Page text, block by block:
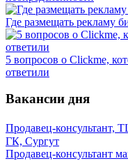
Где размещать рекламу
5 вопросов о Clickme,
ответили
Вакансии дня
Продавец-консультант,
ГК, Сургут
Продавец-консультант